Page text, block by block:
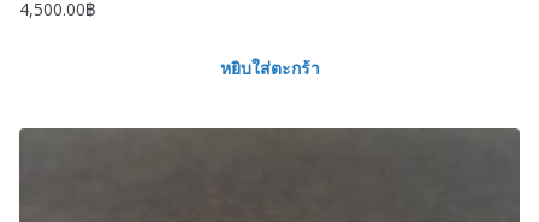
4,500.00฿
หยิบใส่ตะกร้า